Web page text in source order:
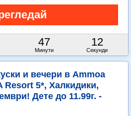
47
Минути
10
Секунди
и вечери в Ammoa
Resort 5*, Халкидики,
Дете до 11.99г. -